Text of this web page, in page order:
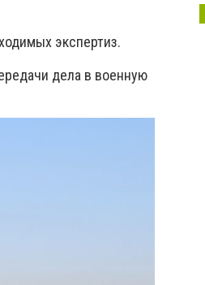
экспертиз.
дела в военную